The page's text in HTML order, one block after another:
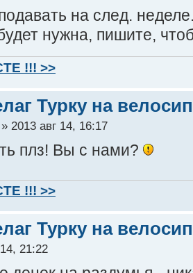
на след.
нужна, пишите,
!!! >>
Турку на
» 2013 авг 14, 16:17
плз! Вы с нами?
!!! >>
Турку на
21:22